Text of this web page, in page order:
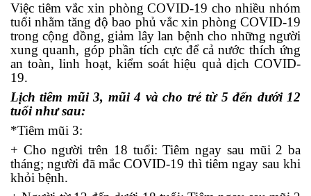
Việc tiêm vắc xin phòng COVID-19 cho nhiều nhóm
tuổi nhằm tăng độ bao phủ vắc xin phòng COVID-19
trong cộng đồng, giảm lây lan bệnhcho những người
xung quanh, góp phần tích cực đểcả nước thích ứng
an toàn, linh hoạt, kiểm soát hiệu quả dịch COVID-
19.
Lịch tiêm mũi 3, mũi 4 và cho trẻ từ 5 đến dưới 12
tuổi như sau:
*Tiêm mũi 3:
+ Cho người trên 18 tuổi: Tiêm ngay sau mũi 2 ba
tháng; người đã mắc COVID-19 thì tiêm ngay sau khi
khỏi bệnh.